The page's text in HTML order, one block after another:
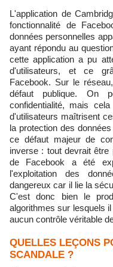
L'application de Cambridge Analytica a profité d'une ancienne
fonctionnalité de
données personnelles
ayant répondu au
cette application a pu
d'utilisateurs, et ce
Facebook. Sur le
défaut publique. On
confidentialité, mais
d'utilisateurs maîtrisent
la protection des
ce défaut majeur de
inverse : tout devrait
de Facebook a été
l'exploitation des
dangereux car il lie la
C'est donc bien le
algorithmes sur lesquels
aucun contrôle véritable
QUELLES LEÇONS
SCANDALE ?